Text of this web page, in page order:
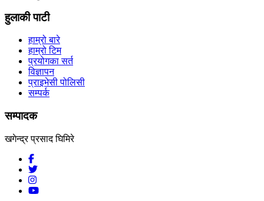
हुलाकी पाटी
हाम्रो बारे
हाम्रो टिम
प्रयोगका सर्त
विज्ञापन
प्राइभेसी पोलिसी
सम्पर्क
सम्पादक
खगेन्द्र प्रसाद घिमिरे